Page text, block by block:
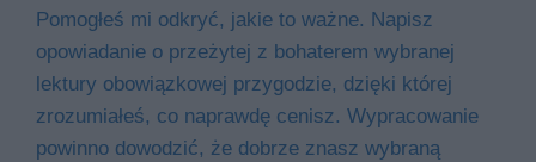
Pomogłeś mi odkryć, jakie to ważne. Napisz
opowiadanie o przeżytej z bohaterem wybranej
lektury obowiązkowej przygodzie, dzięki której
zrozumiałeś, co naprawdę cenisz. Wypracowanie
powinno dowodzić, że dobrze znasz wybraną